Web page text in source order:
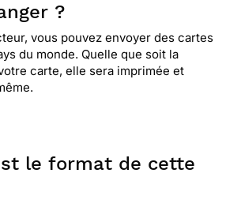
?
vous pouvez envoyer des cartes
du monde. Quelle que soit la
carte, elle sera imprimée et
le format de cette